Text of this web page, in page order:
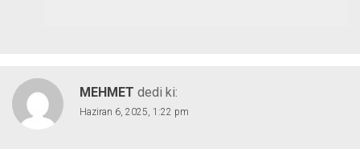
MEHMET dedi ki:
Haziran 6, 2025, 1:22 pm